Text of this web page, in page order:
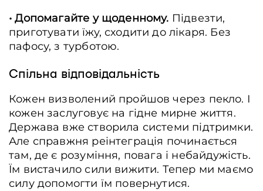
• Допомагайте у щоденному. Підвезти,
приготувати їжу, сходити до лікаря. Без
пафосу, з турботою.
Спільна відповідальність
Кожен визволений пройшов через пекло. І
кожен заслуговує на гідне мирне життя.
Держава вже створила системи підтримки.
Але справжня реінтеграція починається
там, де є розуміння, повага і небайдужість.
Їм вистачило сили вижити. Тепер ми маємо
силу допомогти їм повернутися.